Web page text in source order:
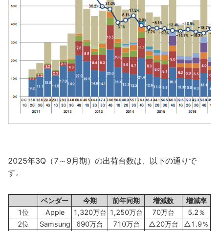
2025年3Q（7～9月期）の出荷台数は、以下の通りで
す。
ベンダー 今期 前年同期 増減数
増減率
1位
Apple 1,320万台 1,250万台 70万台
5.2％
2位
Samsung 690万台 710万台 △20万台
△1.9％